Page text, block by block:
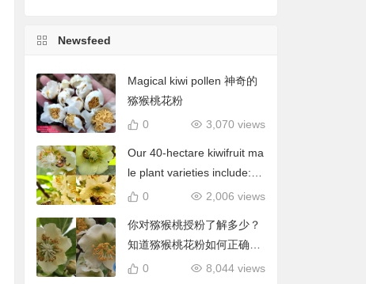
Newsfeed
Magical kiwi pollen 神奇的
猕猴桃花粉
3,070 views
0
Our 40-hectare kiwifruit ma
le plant varieties include: C
hieftain, Matua, Tumari.我
括酋长、陶木里等
2,006 views
0
你对猕猴桃授粉了解多少？
知道猕猴桃花粉如何正确使
用吗？
8,044 views
0